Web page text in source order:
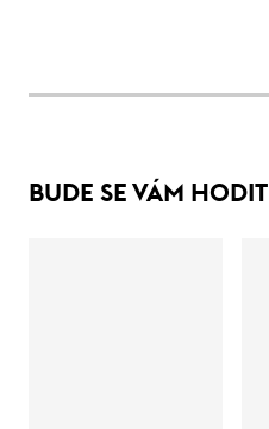
BUDE SE VÁM HODIT